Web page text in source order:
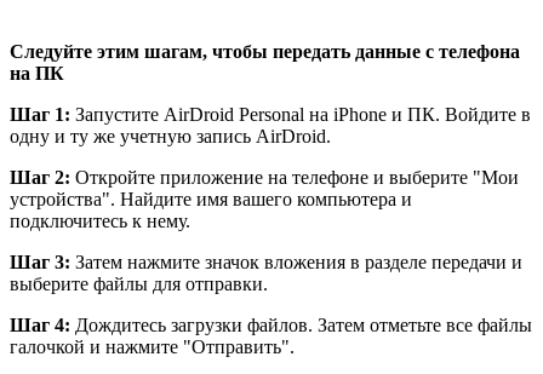
Следуйте этим шагам, чтобы передать данные с телефона
на ПК
Шаг 1: Запустите AirDroid Personal на iPhone и ПК. Войдите в
одну и ту же учетную запись AirDroid.
Шаг 2: Откройте приложение на телефоне и выберите "Мои
устройства". Найдите имя вашего компьютера и
подключитесь к нему.
Шаг 3: Затем нажмите значок вложения в разделе передачи и
выберите файлы для отправки.
Шаг 4: Дождитесь загрузки файлов. Затем отметьте все файлы
галочкой и нажмите "Отправить".